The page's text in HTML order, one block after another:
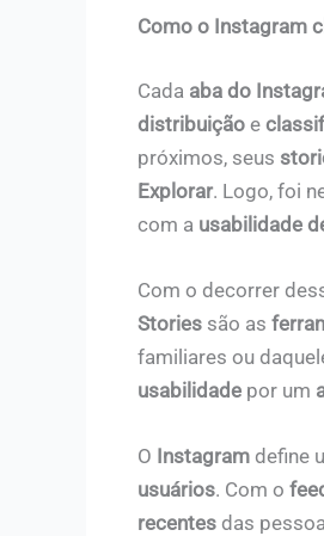
Como o Instagram
Cada aba do
distribuição e
próximos, seus
Explorar. Logo, foi
com a usabilidade
Com o decorrer
Stories são as
familiares ou
usabilidade por um
O Instagram define
usuários. Com o
recentesdas